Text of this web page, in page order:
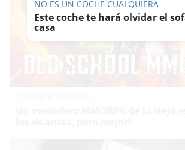
NO ES UN COCHE CUALQUIERA
Este coche te hará olvidar el
casa